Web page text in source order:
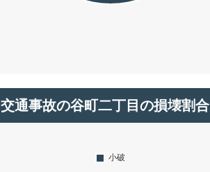
交通事故の谷町二丁目の損壊割合